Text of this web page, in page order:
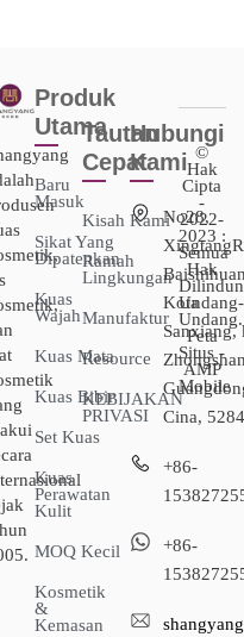
Produk
Utama
Baru
Masuk
Sikat Yang
Dipatenkan
Kuas
Wajah
Kuas Mata
Kuas Bibir
Set Kuas
Kuas
Perawatan
Kulit
MOQ Kecil
Kosmetik
&
Kemasan
Tautan
Cepat
Kisah Kami
Ramah
Lingkungan
Manufaktur
Resource
KEBIJAKAN
PRIVASI
Hubungi
Kami
No28,
Kota
Sanxiang,
Cina,
+86-
+86-
©
Hak
Cipta
-
2022-
2023 :
Semua
Hak
Undang-
Undang.
Peta
Situs -
AMP
Mobile